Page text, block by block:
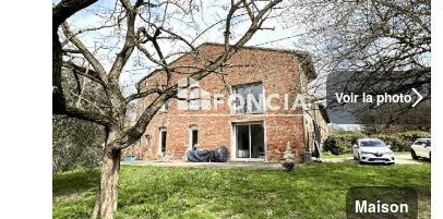
Voir la photo
Maison